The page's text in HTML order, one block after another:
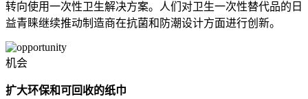
转向使用一次性卫生解决方案。人们对卫生一次性替代品的日
益青睐继续推动制造商在抗菌和防潮设计方面进行创新。
机会
扩大环保和可回收的纸巾